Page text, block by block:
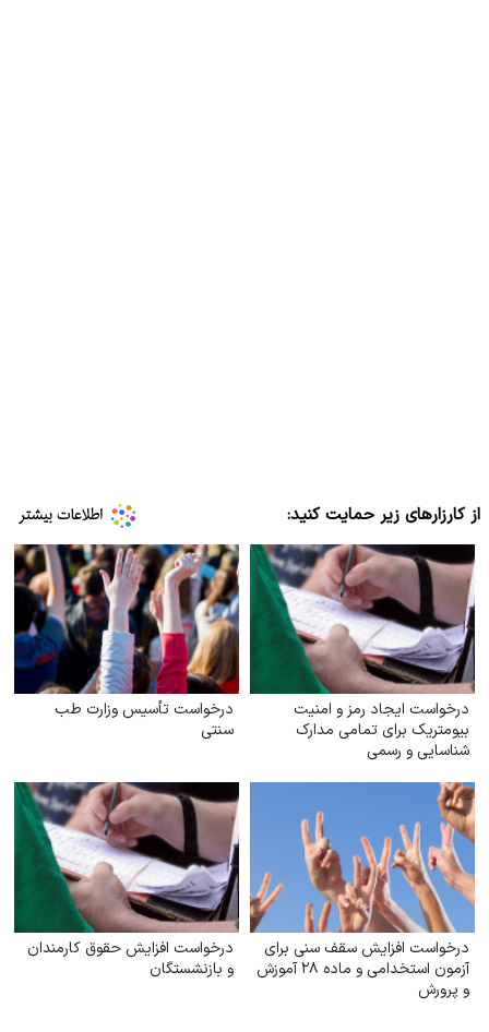
از کارزارهای زیر حمایت کنید:
درخواست ایجاد رمز و امنیت
بیومتریک برای تمامی مدارک
شناسایی و رسمی
درخواست تأسیس وزارت طب
سنتی
درخواست افزایش سقف سنی برای
آزمون استخدامی و ماده ۲۸ آموزش
و پرورش
درخواست افزایش حقوق کارمندان
و بازنشستگان